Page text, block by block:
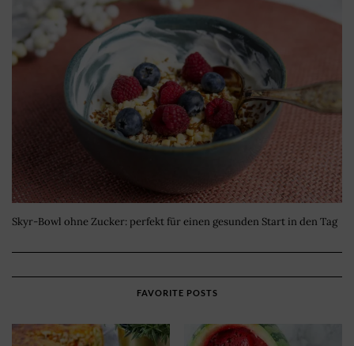
Skyr-Bowl ohne Zucker: perfekt für einen gesunden Start in den Tag
FAVORITE POSTS